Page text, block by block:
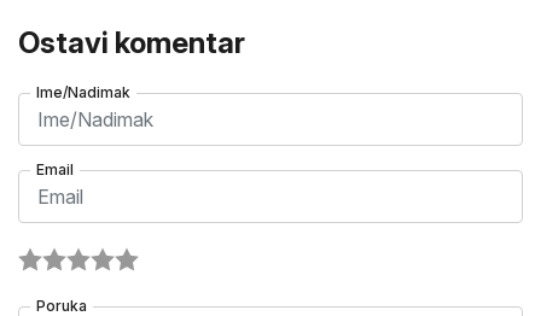
Ostavi komentar
Ime/Nadimak
Email
Poruka